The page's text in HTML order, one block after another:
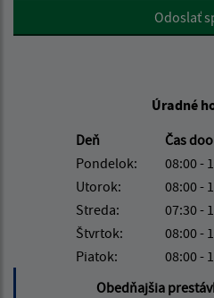
Google reCaptcha ResponseOdoslať
Úradné
Deň
Čas
Pondelok:
08:00 -
Utorok:
08:00 -
Streda:
07:30 -
Štvrtok:
08:00 -
Piatok:
08:00 -
Obedňajšia